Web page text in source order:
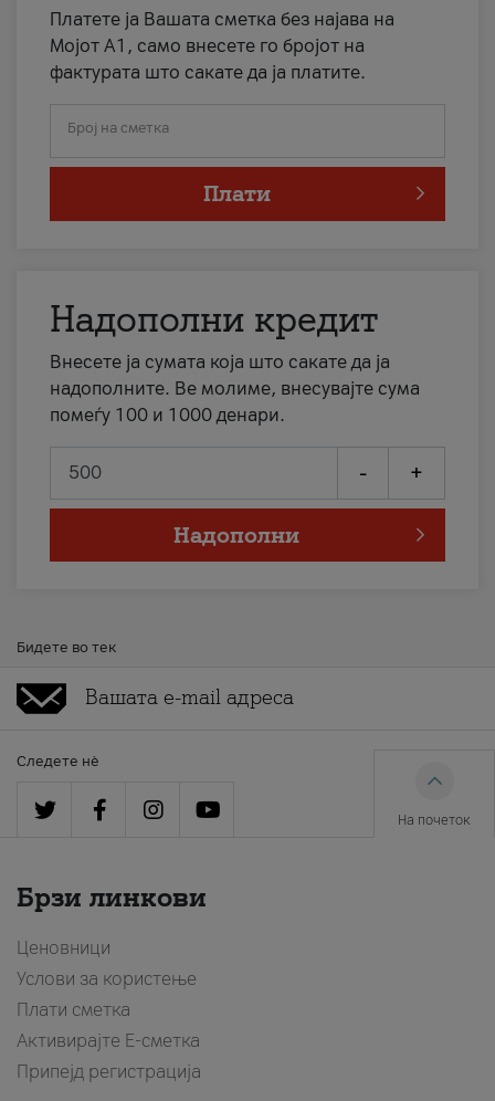
Платете ја Вашата сметка без најава на
Мојот А1, само внесете го бројот на
фактурата што сакате да ја платите.
Број на сметка
Плати
Надополни кредит
Внесете ја сумата која што сакате да ја
надополните. Ве молиме, внесувајте сума
помеѓу 100 и 1000 денари.
- +
Надополни
Бидете во тек
Следете нè
На почеток
Брзи линкови
Ценовници
Услови за користење
Плати сметка
Активирајте Е-сметка
Припејд регистрација